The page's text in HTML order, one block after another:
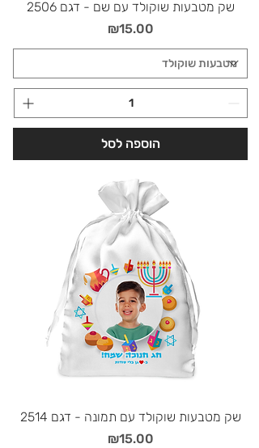
שק מטבעות שוקולד עם שם - דגם 2506
מחיר
₪15.00
הוספה לסל
שק מטבעות שוקולד עם תמונה - דגם 2514
מחיר
₪15.00